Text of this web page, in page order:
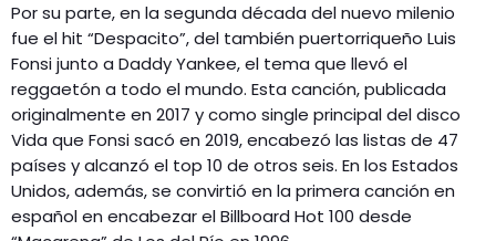
Por su parte, en la segunda década del nuevo milenio
fue el hit “Despacito”, del también puertorriqueño Luis
Fonsi junto a Daddy Yankee, el tema que llevó el
reggaetón a todo el mundo. Esta canción, publicada
originalmente en 2017 y como single principal del disco
Vida que Fonsi sacó en 2019, encabezó las listas de 47
países y alcanzó el top 10 de otros seis. En los Estados
Unidos, además, se convirtió en la primera canción en
español en encabezar el Billboard Hot 100 desde